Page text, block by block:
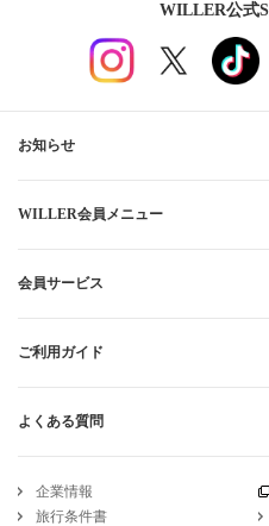
WILLER公式
お知らせ
WILLER会員メニュー
会員サービス
ご利用ガイド
よくある質問
企業情報
旅行条件書